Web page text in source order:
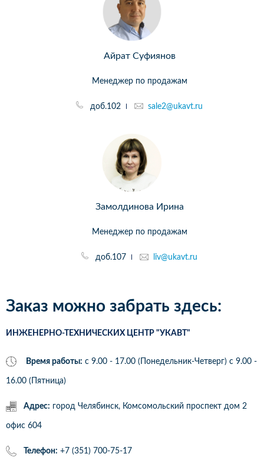
Айрат Суфиянов
Менеджер по продажам
доб.102 sale2@ukavt.ru
Замолдинова Ирина
Менеджер по продажам
доб.107 liv@ukavt.ru
Заказ можно забрать здесь:
ИНЖЕНЕРНО-ТЕХНИЧЕСКИХ ЦЕНТР "УКАВТ"
Время работы: с 9.00 - 17.00 (Понедельник-Четверг) c 9.00 -
16.00 (Пятница)
Адрес: город Челябинск, Комсомольский проспект дом 2
офис 604
Телефон: +7 (351) 700-75-17